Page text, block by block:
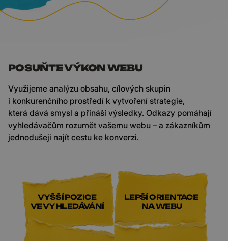
POSUŇTE VÝKON WEBU
Využijeme analýzu obsahu, cílových skupin
i konkurenčního prostředí k vytvoření strategie,
která dává smysl a přináší výsledky. Odkazy pomáhají
vyhledávačům rozumět vašemu webu – a zákazníkům
jednodušeji najít cestu ke konverzi.
VYŠŠÍ POZICE
VE VYHLEDÁVÁNÍ
LEPŠÍ ORIENTACE
NA WEBU